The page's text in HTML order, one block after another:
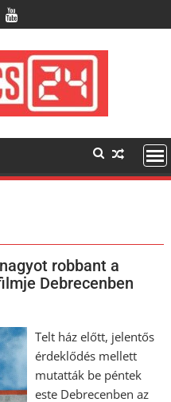
robbant a
Debrecenben
Telt ház előtt, jelentős
érdeklődés mellett
mutatták be péntek
este Debrecenben az